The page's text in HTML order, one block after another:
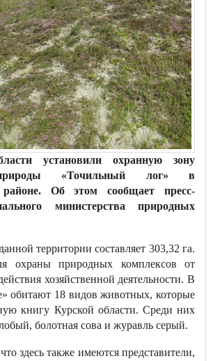
установили охранную зону
«Точильный лог» в
районе. Об этом сообщает пресс-
министерства природных
территории составляет 303,32 га.
охраны природных комплексов от
хозяйственной деятельности. В
обитают 18 видов животных, которые
книгу Курской области. Среди них
болотная сова и журавль серый.
здесь также имеются представители,